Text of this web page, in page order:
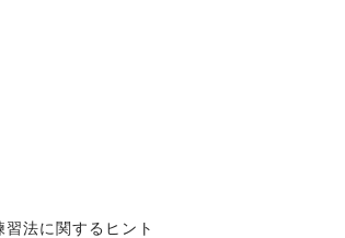
法に関するヒント